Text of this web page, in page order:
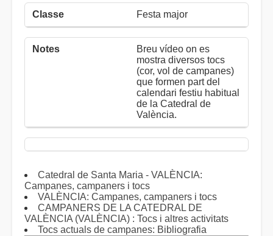
Festa major
Breu vídeo on es
mostra diversos tocs
(cor, vol de campanes)
que formen part del
calendari festiu habitual
de la Catedral de
València.
Catedral de Santa Maria - VALÈNCIA:
Campanes, campaners i tocs
VALÈNCIA: Campanes, campaners i tocs
CAMPANERS DE LA CATEDRAL DE
VALÈNCIA (VALÈNCIA) : Tocs i altres activitats
Tocs actuals de campanes: Bibliografia